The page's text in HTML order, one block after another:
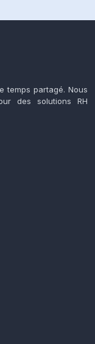
temps partagé. Nous
des solutions RH